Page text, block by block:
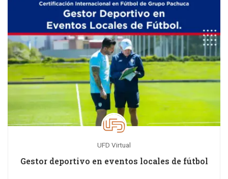
UFD Virtual
Gestor deportivo en eventos locales de fútbol